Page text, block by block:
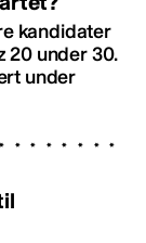
kandidater
20 under 30.
under